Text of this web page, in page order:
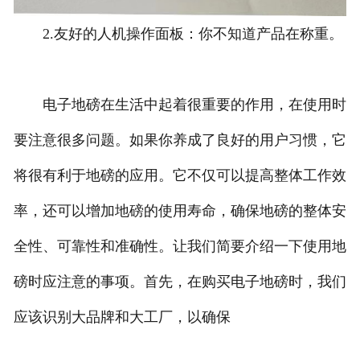
2.友好的人机操作面板：你不知道产品在称重。
电子地磅在生活中起着很重要的作用，在使用时
要注意很多问题。如果你养成了良好的用户习惯，它
将很有利于地磅的应用。它不仅可以提高整体工作效
率，还可以增加地磅的使用寿命，确保地磅的整体安
全性、可靠性和准确性。让我们简要介绍一下使用地
磅时应注意的事项。首先，在购买电子地磅时，我们
应该识别大品牌和大工厂，以确保